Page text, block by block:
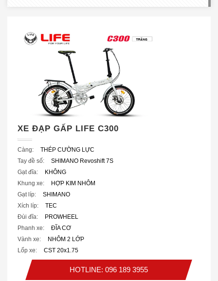
XE ĐẠP GẤP LIFE C300
Càng:
THÉP CƯỜNG LỰC
Tay đề số:
SHIMANO Revoshift 7S
Gạt đĩa:
KHÔNG
Khung xe:
HỢP KIM NHÔM
Gạt líp:
SHIMANO
Xích líp:
TEC
Đùi đĩa:
PROWHEEL
Phanh xe:
ĐĨA CƠ
Vành xe:
NHÔM 2 LỚP
Lốp xe:
CST 20x1.75
HOTLINE: 096 189 3955